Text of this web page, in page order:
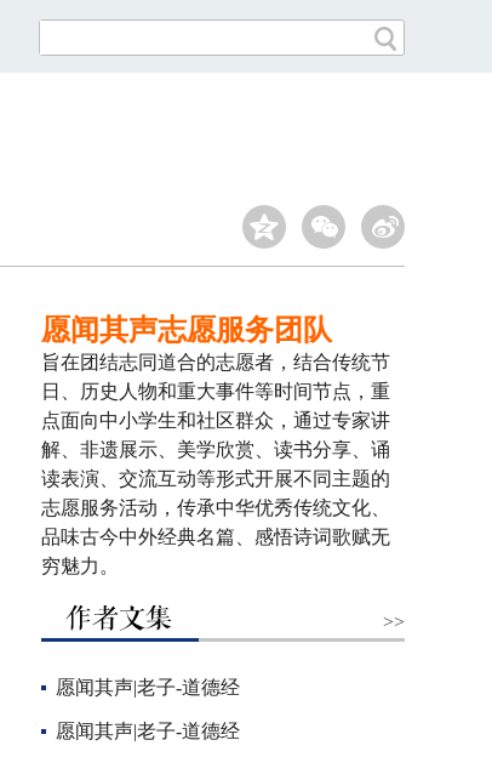
愿闻其声志愿服务团队
旨在团结志同道合的志愿者，结合传统节
日、历史人物和重大事件等时间节点，重
点面向中小学生和社区群众，通过专家讲
解、非遗展示、美学欣赏、读书分享、诵
读表演、交流互动等形式开展不同主题的
志愿服务活动，传承中华优秀传统文化、
品味古今中外经典名篇、感悟诗词歌赋无
穷魅力。
>>
愿闻其声|老子-道德经
愿闻其声|老子-道德经